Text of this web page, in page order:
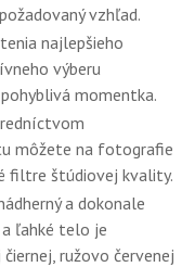
vzhľad.
najlepšieho
výberu
momentka.
môžete na fotografie
filtre štúdiovej kvality.
a dokonale
ľahké telo je
ružovo červenej